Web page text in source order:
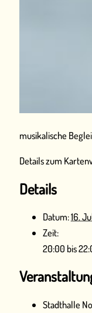
musikalische
Details zum
Details
Datum:16.
Zeit:
20:00 bis
Stadthalle